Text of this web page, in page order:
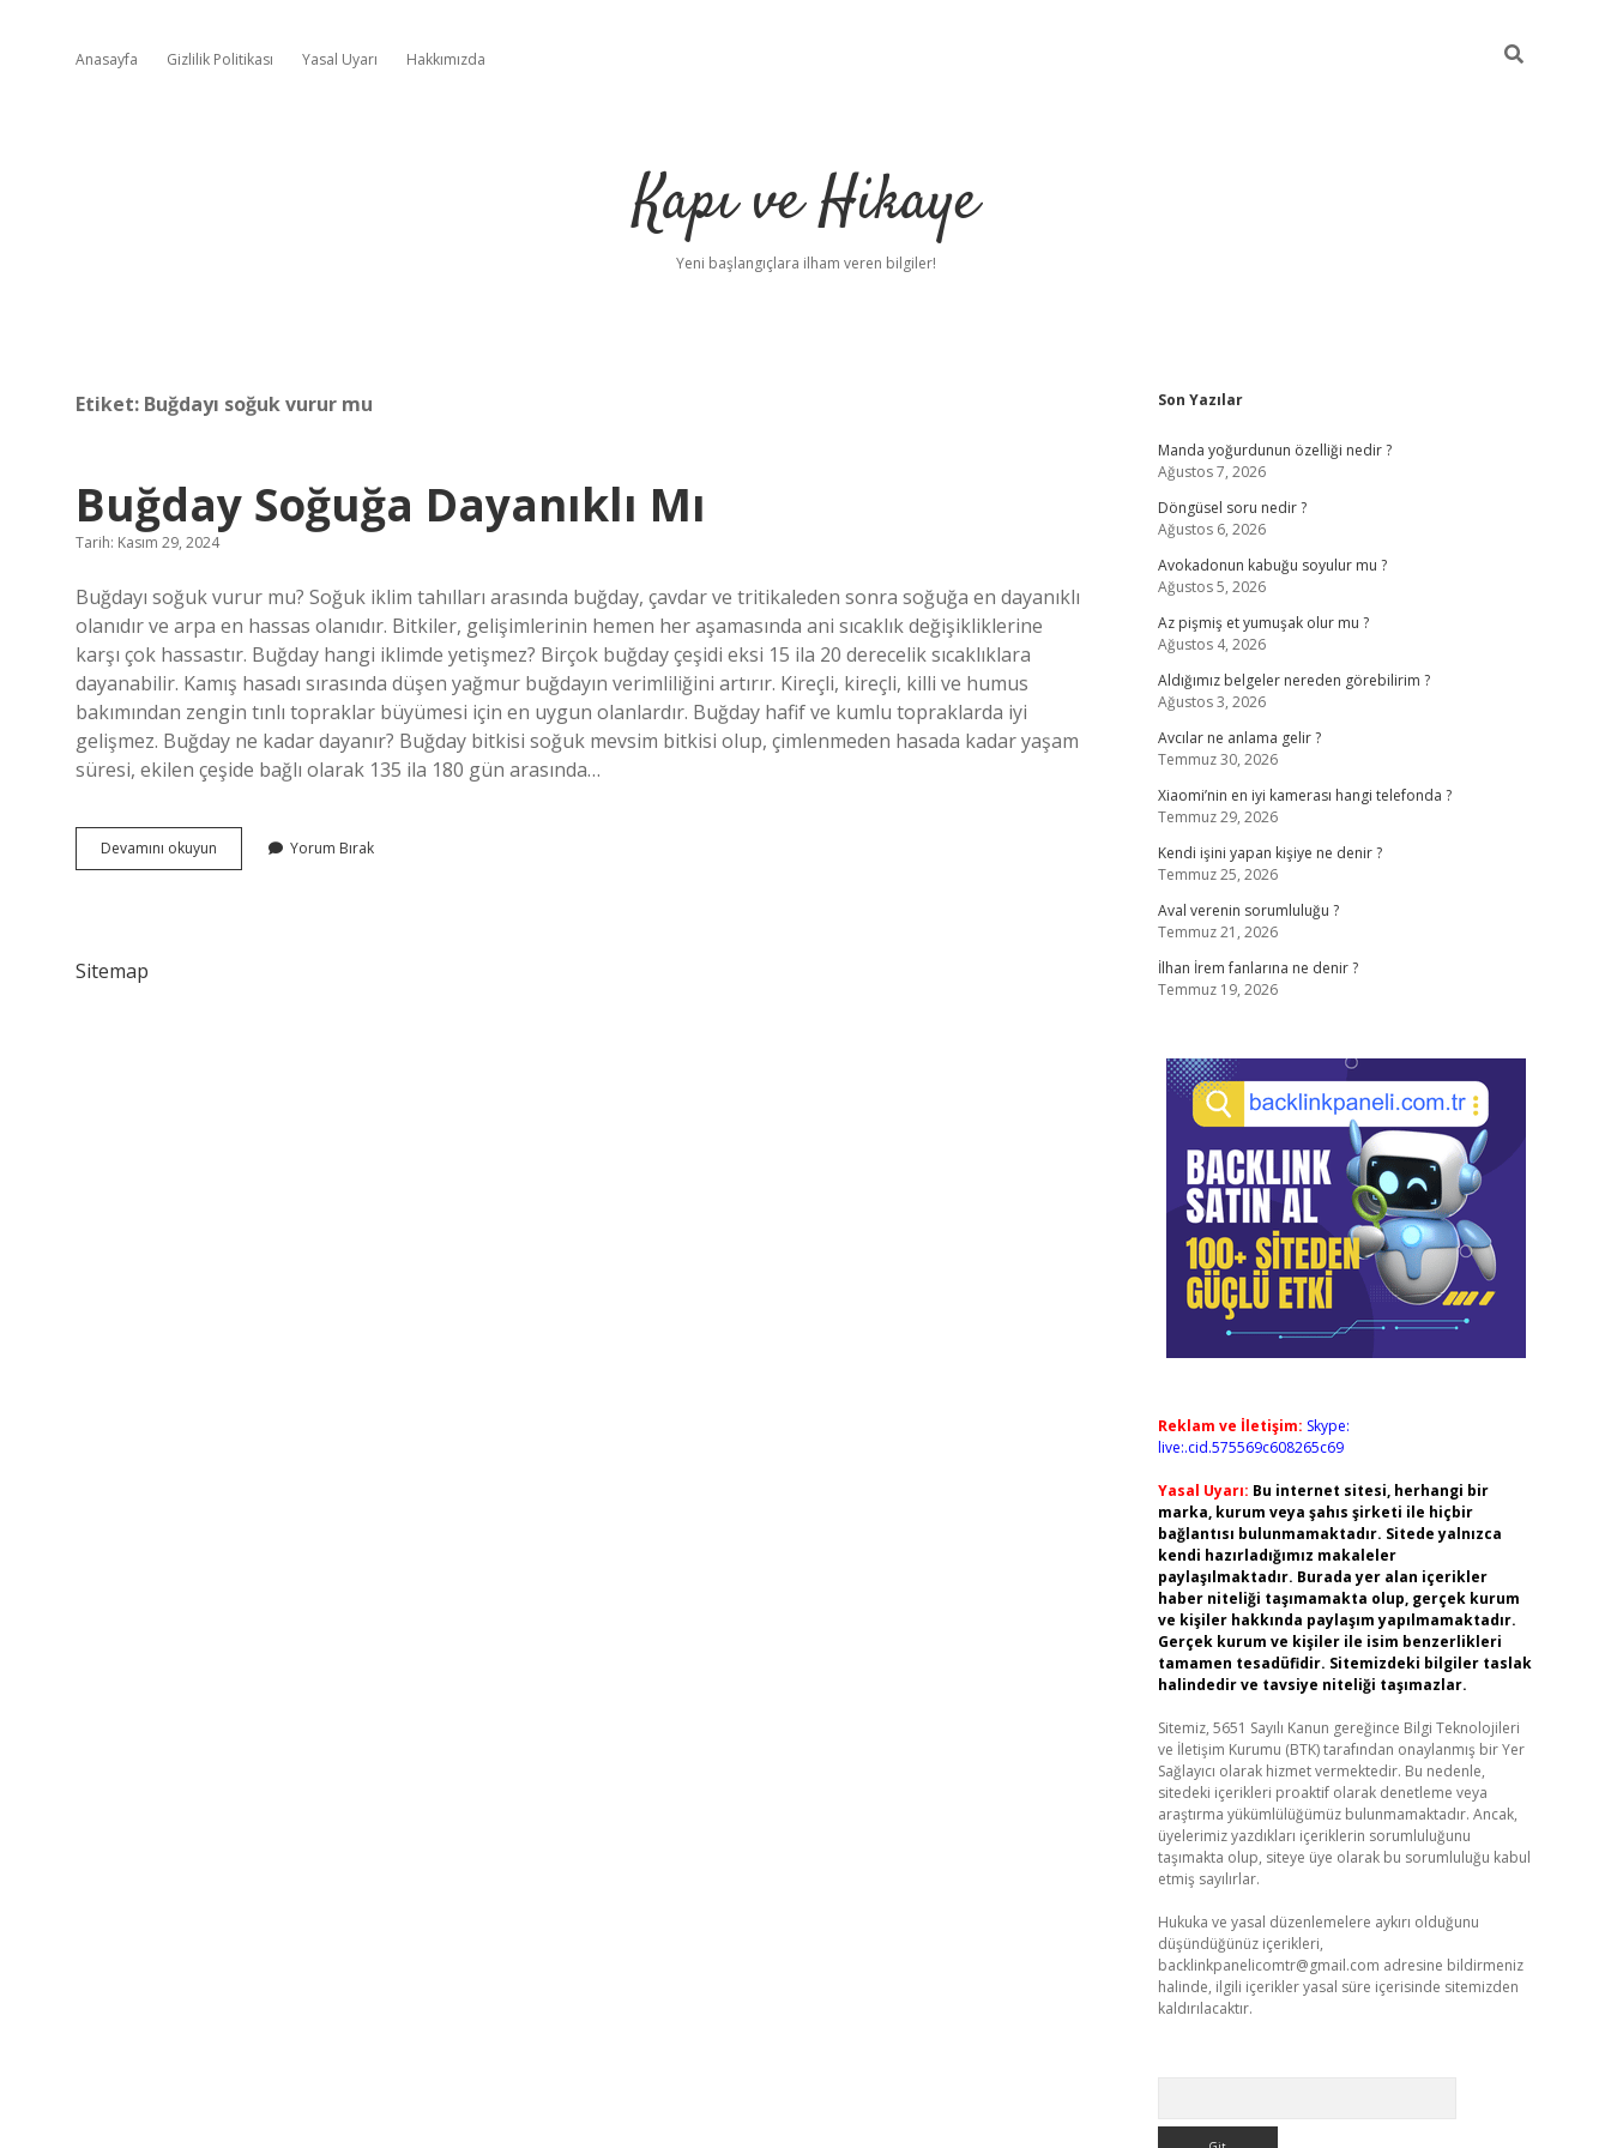
Anasayfa Gizlilik Politikası Yasal Uyarı Hakkımızda
Kapı ve Hikaye
Yeni başlangıçlara ilham veren bilgiler!
Etiket: Buğdayı soğuk vurur mu
Buğday Soğuğa Dayanıklı Mı
Tarih: Kasım 29, 2024
Buğdayı soğuk vurur mu? Soğuk iklim tahılları arasında buğday, çavdar ve tritikaleden sonra soğuğa en dayanıklı
olanıdır ve arpa en hassas olanıdır. Bitkiler, gelişimlerinin hemen her aşamasında ani sıcaklık değişikliklerine
karşı çok hassastır. Buğday hangi iklimde yetişmez? Birçok buğday çeşidi eksi 15 ila 20 derecelik sıcaklıklara
dayanabilir. Kamış hasadı sırasında düşen yağmur buğdayın verimliliğini artırır. Kireçli, kireçli, killi ve humus
bakımından zengin tınlı topraklar büyümesi için en uygun olanlardır. Buğday hafif ve kumlu topraklarda iyi
gelişmez. Buğday ne kadar dayanır? Buğday bitkisi soğuk mevsim bitkisi olup, çimlenmeden hasada kadar yaşam
süresi, ekilen çeşide bağlı olarak 135 ila 180 gün arasında…
Devamını okuyun
Soğuğa
Yorum Bırak
Sitemap
Sidebar
Son Yazılar
Manda yoğurdunun özelliği nedir ?
Ağustos 7, 2026
Döngüsel soru nedir ?
Ağustos 6, 2026
Avokadonun kabuğu soyulur mu ?
Ağustos 5, 2026
Az pişmiş et yumuşak olur mu ?
Ağustos 4, 2026
Aldığımız belgeler nereden görebilirim ?
Ağustos 3, 2026
Avcılar ne anlama gelir ?
Temmuz 30, 2026
Xiaomi’nin en iyi kamerası hangi telefonda ?
Temmuz 29, 2026
Kendi işini yapan kişiye ne denir ?
Temmuz 25, 2026
Aval verenin sorumluluğu ?
Temmuz 21, 2026
İlhan İrem fanlarına ne denir ?
Temmuz 19, 2026
Reklam ve İletişim: Skype:
live:.cid.575569c608265c69
Yasal Uyarı: Bu internet sitesi, herhangi bir
marka, kurum veya şahıs şirketi ile hiçbir
bağlantısı bulunmamaktadır. Sitede yalnızca
kendi hazırladığımız makaleler
paylaşılmaktadır. Burada yer alan içerikler
haber niteliği taşımamakta olup, gerçek kurum
ve kişiler hakkında paylaşım yapılmamaktadır.
Gerçek kurum ve kişiler ile isim benzerlikleri
tamamen tesadüfidir. Sitemizdeki bilgiler taslak
halindedir ve tavsiye niteliği taşımazlar.
Sitemiz, 5651 Sayılı Kanun gereğince Bilgi Teknolojileri
ve İletişim Kurumu (BTK) tarafından onaylanmış bir Yer
Sağlayıcı olarak hizmet vermektedir. Bu nedenle,
sitedeki içerikleri proaktif olarak denetleme veya
araştırma yükümlülüğümüz bulunmamaktadır. Ancak,
üyelerimiz yazdıkları içeriklerin sorumluluğunu
taşımakta olup, siteye üye olarak bu sorumluluğu kabul
etmiş sayılırlar.
Hukuka ve yasal düzenlemelere aykırı olduğunu
düşündüğünüz içerikleri,
backlinkpanelicomtr@gmail.com adresine bildirmeniz
halinde, ilgili içerikler yasal süre içerisinde sitemizden
kaldırılacaktır.